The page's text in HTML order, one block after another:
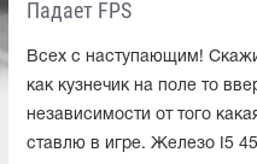
Падает FPS
Всех с наступающим!
как кузнечик на поле то
независимости от того
ставлю в игре. Железо I5